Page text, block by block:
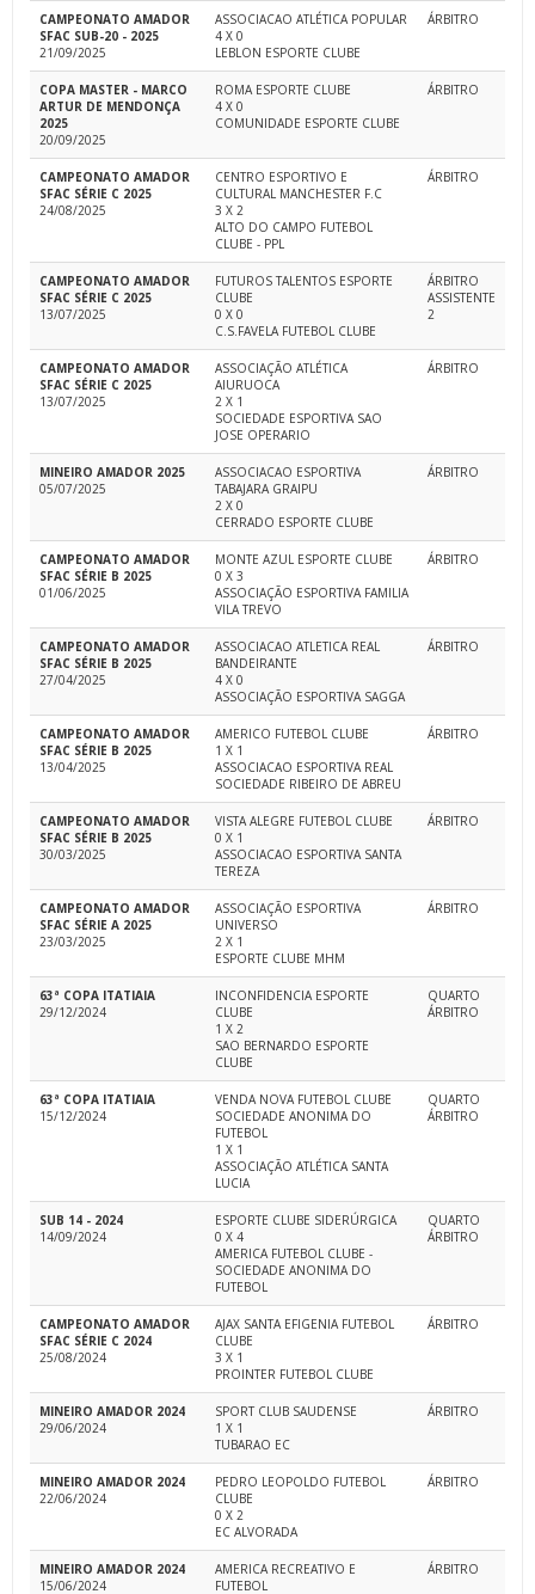
CAMPEONATO AMADOR
SFAC SUB-20 - 2025
21/09/2025
ASSOCIACAO ATLÉTICA POPULAR
4 X 0
LEBLON ESPORTE CLUBE
ÁRBITRO
COPA MASTER - MARCO
ARTUR DE MENDONÇA
2025
20/09/2025
ROMA ESPORTE CLUBE
4 X 0
COMUNIDADE ESPORTE CLUBE
ÁRBITRO
CAMPEONATO AMADOR
SFAC SÉRIE C 2025
24/08/2025
CENTRO ESPORTIVO E
CULTURAL MANCHESTER F.C
3 X 2
ALTO DO CAMPO FUTEBOL
CLUBE - PPL
ÁRBITRO
CAMPEONATO AMADOR
SFAC SÉRIE C 2025
13/07/2025
FUTUROS TALENTOS ESPORTE
CLUBE
0 X 0
C.S.FAVELA FUTEBOL CLUBE
ÁRBITRO
ASSISTENTE
2
CAMPEONATO AMADOR
SFAC SÉRIE C 2025
13/07/2025
ASSOCIAÇÃO ATLÉTICA
AIURUOCA
2 X 1
SOCIEDADE ESPORTIVA SAO
JOSE OPERARIO
ÁRBITRO
MINEIRO AMADOR 2025
05/07/2025
ASSOCIACAO ESPORTIVA
TABAJARA GRAIPU
2 X 0
CERRADO ESPORTE CLUBE
ÁRBITRO
CAMPEONATO AMADOR
SFAC SÉRIE B 2025
01/06/2025
MONTE AZUL ESPORTE CLUBE
0 X 3
ASSOCIAÇÃO ESPORTIVA FAMILIA
VILA TREVO
ÁRBITRO
CAMPEONATO AMADOR
SFAC SÉRIE B 2025
27/04/2025
ASSOCIACAO ATLETICA REAL
BANDEIRANTE
4 X 0
ASSOCIAÇÃO ESPORTIVA SAGGA
ÁRBITRO
CAMPEONATO AMADOR
SFAC SÉRIE B 2025
13/04/2025
AMERICO FUTEBOL CLUBE
1 X 1
ASSOCIACAO ESPORTIVA REAL
SOCIEDADE RIBEIRO DE ABREU
ÁRBITRO
CAMPEONATO AMADOR
SFAC SÉRIE B 2025
30/03/2025
VISTA ALEGRE FUTEBOL CLUBE
0 X 1
ASSOCIACAO ESPORTIVA SANTA
TEREZA
ÁRBITRO
CAMPEONATO AMADOR
SFAC SÉRIE A 2025
23/03/2025
ASSOCIAÇÃO ESPORTIVA
UNIVERSO
2 X 1
ESPORTE CLUBE MHM
ÁRBITRO
63ª COPA ITATIAIA
29/12/2024
INCONFIDENCIA ESPORTE
CLUBE
1 X 2
SAO BERNARDO ESPORTE
CLUBE
QUARTO
ÁRBITRO
63ª COPA ITATIAIA
15/12/2024
VENDA NOVA FUTEBOL CLUBE
SOCIEDADE ANONIMA DO
FUTEBOL
1 X 1
ASSOCIAÇÃO ATLÉTICA SANTA
LUCIA
QUARTO
ÁRBITRO
SUB 14 - 2024
14/09/2024
ESPORTE CLUBE SIDERÚRGICA
0 X 4
AMERICA FUTEBOL CLUBE -
SOCIEDADE ANONIMA DO
FUTEBOL
QUARTO
ÁRBITRO
CAMPEONATO AMADOR
SFAC SÉRIE C 2024
25/08/2024
AJAX SANTA EFIGENIA FUTEBOL
CLUBE
3 X 1
PROINTER FUTEBOL CLUBE
ÁRBITRO
MINEIRO AMADOR 2024
29/06/2024
SPORT CLUB SAUDENSE
1 X 1
TUBARAO EC
ÁRBITRO
MINEIRO AMADOR 2024
22/06/2024
PEDRO LEOPOLDO FUTEBOL
CLUBE
0 X 2
EC ALVORADA
ÁRBITRO
MINEIRO AMADOR 2024
15/06/2024
AMERICA RECREATIVO E
FUTEBOL
ÁRBITRO